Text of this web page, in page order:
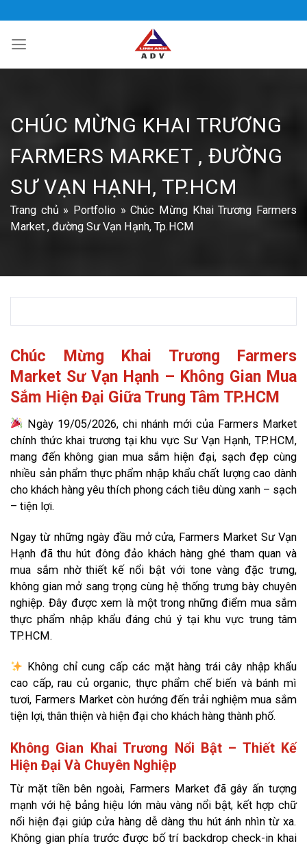
qua
nội
CHÚC MỪNG KHAI TRƯƠNG
FARMERS MARKET , ĐƯỜNG
SƯ VẠN HẠNH, TP.HCM
Trang chủ » Portfolio »Chúc Mừng Khai Trương Farmers
Market , đường Sư Vạn Hạnh, Tp.HCM
Chúc Mừng Khai Trương Farmers
Market Sư Vạn Hạnh – Không Gian Mua
Sắm Hiện Đại Giữa Trung Tâm TP.HCM
Ngày 19/05/2026, chi nhánh mới của Farmers Market
chính thức khai trương tại khu vực Sư Vạn Hạnh, TP.HCM,
mang đến không gian mua sắm hiện đại, sạch đẹp cùng
nhiều sản phẩm thực phẩm nhập khẩu chất lượng cao dành
cho khách hàng yêu thích phong cách tiêu dùng xanh – sạch
– tiện lợi.
Ngay từ những ngày đầu mở cửa, Farmers Market Sư Vạn
Hạnh đã thu hút đông đảo khách hàng ghé tham quan và
mua sắm nhờ thiết kế nổi bật với tone vàng đặc trưng,
không gian mở sang trọng cùng hệ thống trưng bày chuyên
nghiệp. Đây được xem là một trong những điểm mua sắm
thực phẩm nhập khẩu đáng chú ý tại khu vực trung tâm
TP.HCM.
Không chỉ cung cấp các mặt hàng trái cây nhập khẩu
cao cấp, rau củ organic, thực phẩm chế biến và bánh mì
tươi, Farmers Market còn hướng đến trải nghiệm mua sắm
tiện lợi, thân thiện và hiện đại cho khách hàng thành phố.
Không Gian Khai Trương Nổi Bật – Thiết Kế
Hiện Đại Và Chuyên Nghiệp
Từ mặt tiền bên ngoài, Farmers Market đã gây ấn tượng
mạnh với hệ bảng hiệu lớn màu vàng nổi bật, kết hợp chữ
nổi hiện đại giúp cửa hàng dễ dàng thu hút ánh nhìn từ xa.
Không gian phía trước được bố trí backdrop check-in khai